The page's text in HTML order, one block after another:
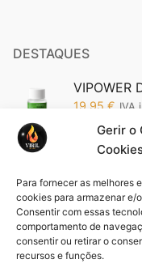
Gerir o
Para fornecer as melhores
cookies para armazenar e/
Consentir com essas
comportamento de
consentir ou retirar o
recursos e funções.
DESTAQUES
VIPOWER
19,95 € IVA
Vipower
19,95€ IVA
Pack
44,85